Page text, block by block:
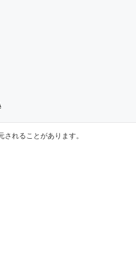
れることがあります。